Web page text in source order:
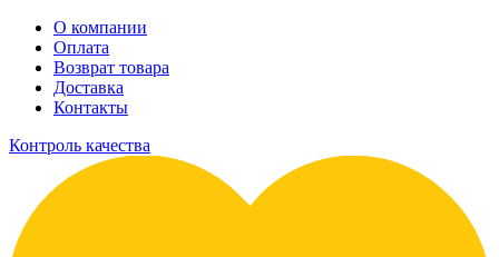
О компании
Оплата
Возврат товара
Доставка
Контакты
Контроль качества